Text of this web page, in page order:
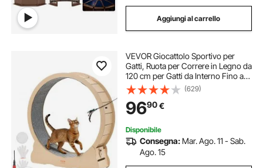
Aggiungi al carrello
VEVOR Giocattolo Sportivo per
Gatti, Ruota per Correre in Legno da
120 cm per Gatti da Interno Fino a
12,7 kg, con Pista in Moquette e
Meccanismo di Bloccaggio, per
Animali Domestici Colore Legno
(629)
9690€
Disponibile
Consegna: Mar. Ago. 11 - Sab.
Ago. 15